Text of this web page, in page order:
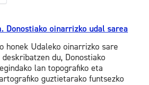
Donostiako oinarrizko udal sarea
honek Udaleko oinarrizko sare
deskribatzen du, Donostiako
lan topografiko eta
guztietarako funtsezko